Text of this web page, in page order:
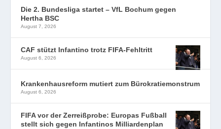
Die 2. Bundesliga startet – VfL Bochum gegen
Hertha BSC
August 7, 2026
CAF stützt Infantino trotz FIFA-Fehltritt
August 6, 2026
Krankenhausreform mutiert zum Bürokratiemonstrum
August 6, 2026
FIFA vor der Zerreißprobe: Europas Fußball
stellt sich gegen Infantinos Milliardenplan